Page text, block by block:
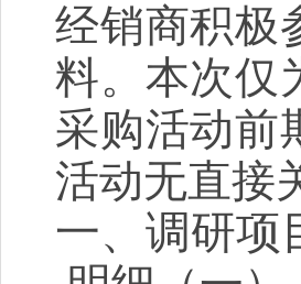
经销商积极
料。本次仅
采购活动前
活动无直接
一、调研项